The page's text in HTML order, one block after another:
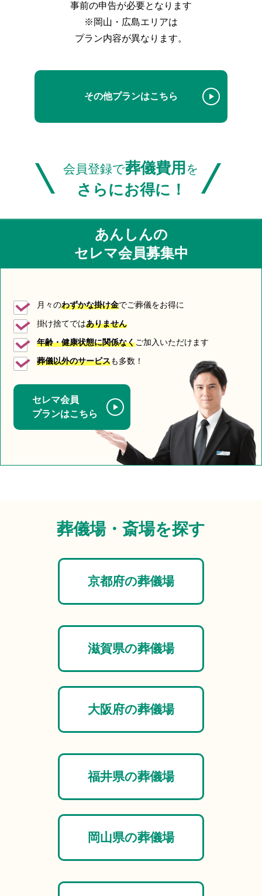
事前の申告が必要となります
※岡山・広島エリアは
プラン内容が異なります。
その他プランはこちら
\ 会員登録で葬儀費用 を
さらにお得に！ /
あんしんの
セレマ会員募集中
月々のわずかな掛け金でご葬儀をお得に
掛け捨てではありません
年齢・健康状態に関係なくご加入いただけます
葬儀以外のサービスも多数！
セレマ会員
プランはこちら
葬儀場・斎場を探す
京都府の葬儀場
滋賀県の葬儀場
大阪府の葬儀場
福井県の葬儀場
岡山県の葬儀場